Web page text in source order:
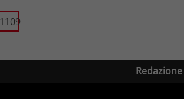
1109
Redazione